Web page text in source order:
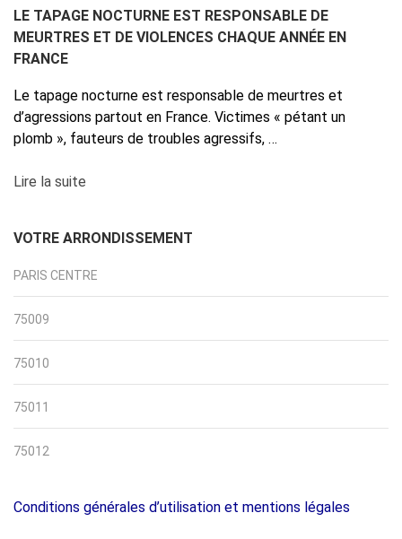
LE TAPAGE NOCTURNE EST RESPONSABLE DE
MEURTRES ET DE VIOLENCES CHAQUE ANNÉE EN
FRANCE
Le tapage nocturne est responsable de meurtres et
d’agressions partout en France. Victimes « pétant un
plomb », fauteurs de troubles agressifs, …
Lire la suite
VOTRE ARRONDISSEMENT
PARIS CENTRE
75009
75010
75011
75012
Conditions générales d’utilisation et mentions légales